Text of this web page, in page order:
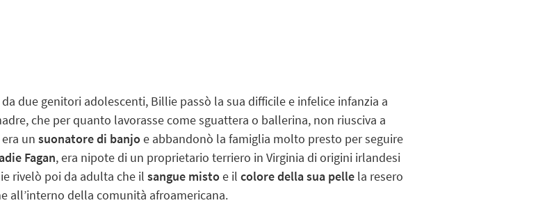
da due genitori adolescenti, Billie passò la sua difficile e infelice infanzia a
che per quanto lavorasse come sguattera o ballerina, non riusciva a
era unsuonatore di banjoe abbandonò la famiglia molto presto per seguire
Fagan, era nipote di un proprietario terriero in Virginia di origini irlandesi
rivelò poi da adulta che ilsangue mistoe ilcolore della sua pelle la resero
all’interno della comunità afroamericana.